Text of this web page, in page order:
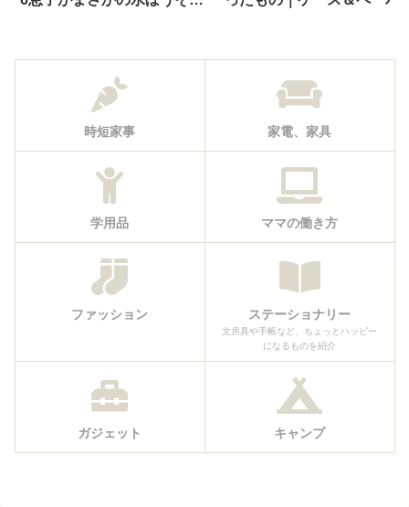
時短家事 家電、家具
学用品 ママの働き方
ファッション ステーショナリー
文房具や手帳など、ちょっとハッピー
になるものを紹介
ガジェット キャンプ